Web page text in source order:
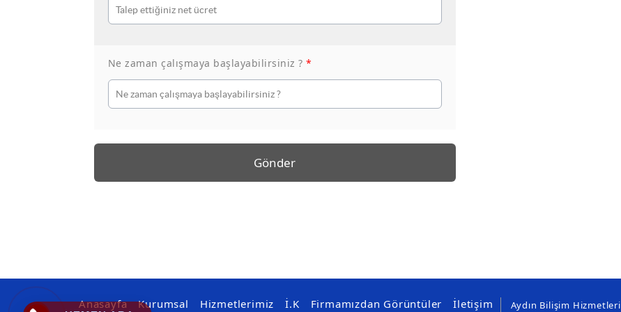
Ne zaman çalışmaya başlayabilirsiniz ?*
Gönder
Anasayfa Kurumsal Hizmetlerimiz İ.K Firmamızdan Görüntüler İletişim Aydın Bilişim Hizmetleri